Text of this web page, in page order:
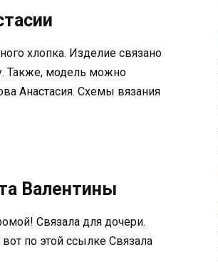
хлопка. Изделие связано
Также, модель можно
Анастасия. Схемы вязания
Валентины
Связала для дочери.
по этой ссылке Связала